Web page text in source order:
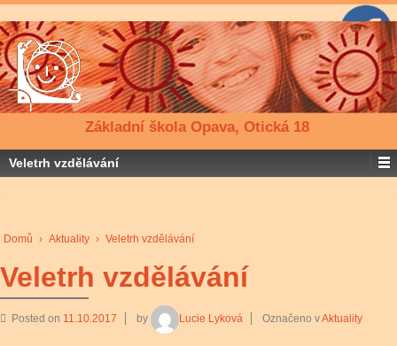
Základní škola Opava, Otická 18
Veletrh vzdělávání
Domů › Aktuality › Veletrh vzdělávání
Veletrh vzdělávání
Posted on 11.10.2017 by Lucie Lyková Označeno vAktuality